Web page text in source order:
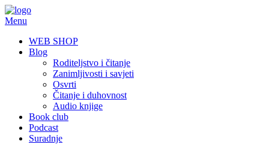
Skip
to
Menu
WEB SHOP
Blog
Roditeljstvo i čitanje
Zanimljivosti i savjeti
Osvrti
Čitanje i duhovnost
Audio knjige
Book club
Podcast
Suradnje